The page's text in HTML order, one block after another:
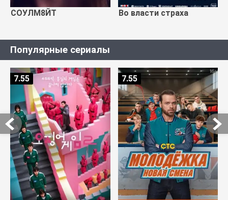
СОУЛМ8ЙТ Во власти страха
Популярные сериалы
7.55 7.55